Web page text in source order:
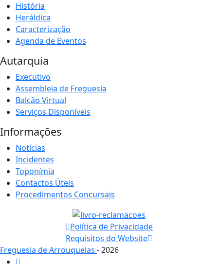
História
Heráldica
Caracterização
Agenda de Eventos
Autarquia
Executivo
Assembleia de Freguesia
Balcão Virtual
Serviços Disponíveis
Informações
Notícias
Incidentes
Toponímia
Contactos Úteis
Procedimentos Concursais
Política de Privacidade
Requisitos do Website
Freguesia de Arrouquelas - 2026